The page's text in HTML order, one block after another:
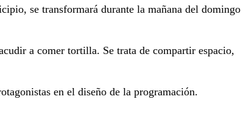
se transformará durante la mañana del domingo
a comer tortilla. Se trata de compartir espacio,
en el diseño de la programación.